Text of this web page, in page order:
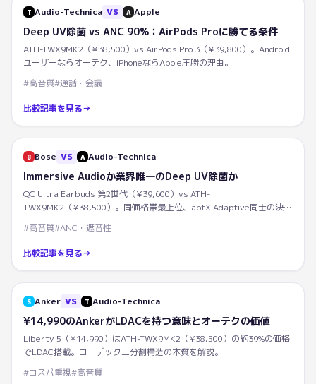
T Audio-Technica VS A Apple
Deep UV除菌 vs ANC 90%：AirPods Proに勝てる条件
ATH-TWX9MK2（¥38,500）vs AirPods Pro 3（¥39,800）。Android
ユーザーならオーテク、iPhoneならApple圧勝の理由。
#高音質#通話・会議
比較記事を見る→
B Bose VS A Audio-Technica
Immersive Audioか業界唯一のDeep UV除菌か
QC Ultra Earbuds 第2世代（¥39,600）vs ATH-
TWX9MK2（¥38,500）。同価格帯最上位、aptX Adaptive同士の決
#高音質#ANC・遮音性
比較記事を見る→
S Anker VS T Audio-Technica
¥14,990のAnkerがLDACを持つ意味とオーテクの価値
Liberty 5（¥14,990）はATH-TWX9MK2（¥38,500）の約39%の価格
でLDAC搭載。コーデック三分割構造の本質を解説。
#コスパ重視#高音質